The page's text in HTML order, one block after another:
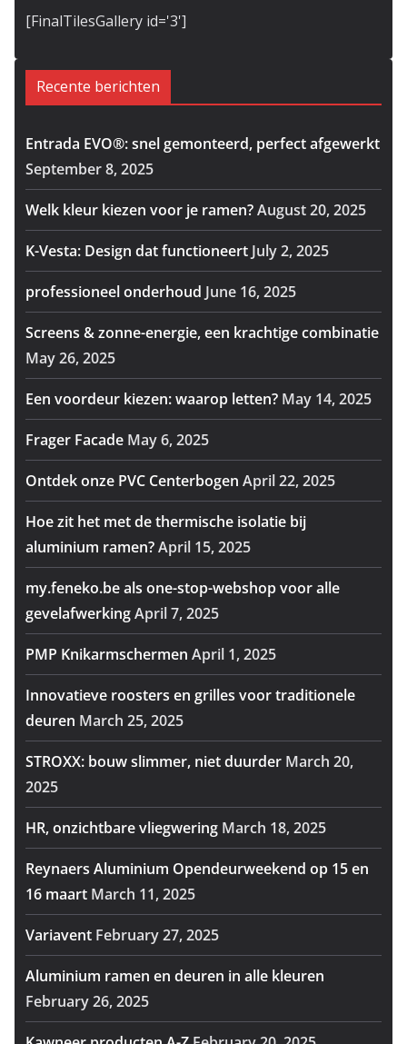
[FinalTilesGallery id='3']
Recente berichten
Entrada EVO®: snel gemonteerd, perfect afgewerkt
September 8, 2025
Welk kleur kiezen voor je ramen?August 20, 2025
K-Vesta: Design dat functioneert July 2, 2025
professioneel onderhoud June 16, 2025
Screens & zonne-energie, een krachtige combinatie
May 26, 2025
Een voordeur kiezen: waarop letten? May 14, 2025
Frager Facade May 6, 2025
Ontdek onze PVC Centerbogen April 22, 2025
Hoe zit het met de thermische isolatie bij
aluminium ramen?April 15, 2025
my.feneko.be als one-stop-webshop voor alle
gevelafwerkingApril 7, 2025
PMP Knikarmschermen April 1, 2025
Innovatieve roosters en grilles voor traditionele
deuren March 25, 2025
STROXX: bouw slimmer, niet duurder March 20,
2025
HR, onzichtbare vliegwering March 18, 2025
Reynaers Aluminium Opendeurweekend op 15 en
16 maart March 11, 2025
Variavent February 27, 2025
Aluminium ramen en deuren in alle kleuren
February 26, 2025